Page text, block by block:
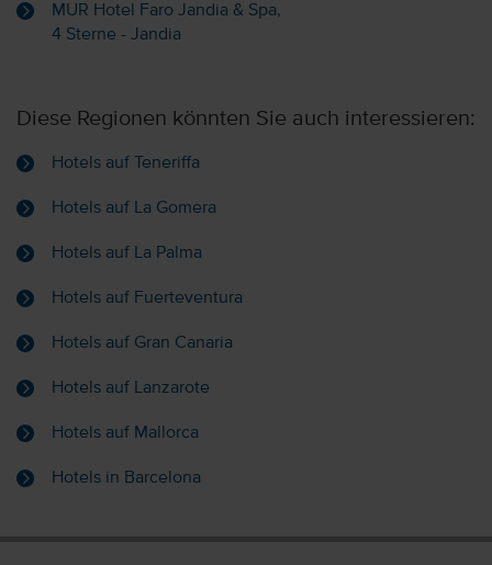
MUR Hotel Faro Jandia & Spa,
4 Sterne - Jandia
Diese Regionen könnten Sie auch interessieren:
Hotels auf Teneriffa
Hotels auf La Gomera
Hotels auf La Palma
Hotels auf Fuerteventura
Hotels auf Gran Canaria
Hotels auf Lanzarote
Hotels auf Mallorca
Hotels in Barcelona